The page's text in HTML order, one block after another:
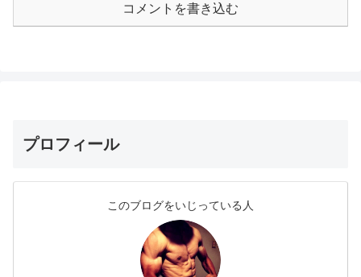
コメントを書き込む
プロフィール
このブログをいじっている人